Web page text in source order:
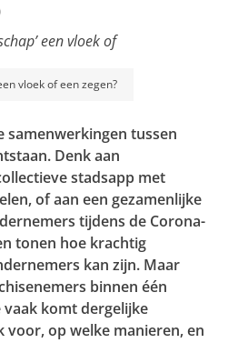
vloek of een zegen?
samenwerkingen tussen
Denk aan
stadsapp met
of aan een gezamenlijke
tijdens de Corona-
tonen hoe krachtig
kan zijn. Maar
binnen één
komt dergelijke
voor, op welke manieren, en